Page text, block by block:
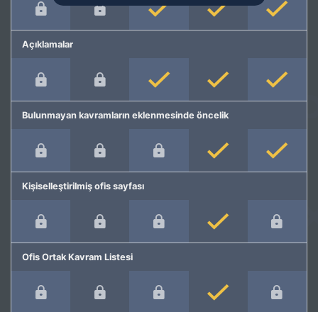
Açıklamalar
Bulunmayan kavramların eklenmesinde öncelik
Kişiselleştirilmiş ofis sayfası
Ofis Ortak Kavram Listesi